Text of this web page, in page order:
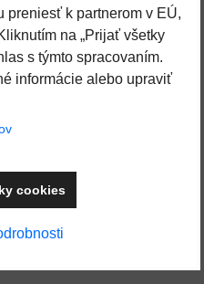
preniesť k partnerom v EÚ,
na „Prijať všetky
s týmto spracovaním.
informácie alebo upraviť
cookies